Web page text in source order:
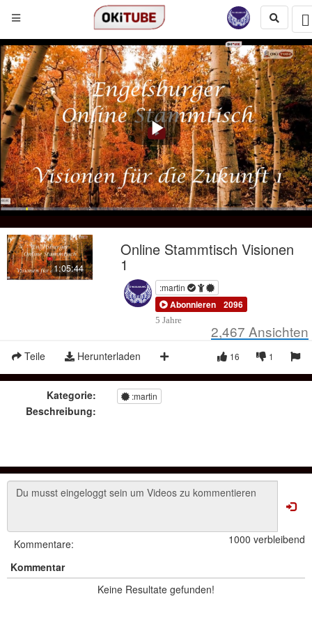
Play
Video
1:05:44
Online Stammtisch Visionen
1
:martin
Abonnieren 2096
5 Jahre
2,467 Ansichten
Teile Herunterladen 1
16
Kategorie: :martin
Beschreibung:
1000 verbleibend
Kommentare:
Kommentar
Keine Resultate gefunden!